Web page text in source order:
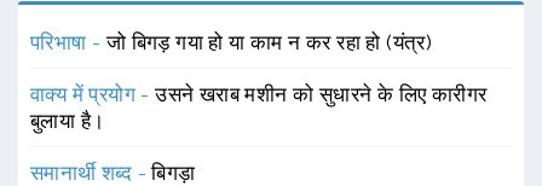
परिभाषा -जो बिगड़ गया हो या काम न कर रहा हो (यंत्र)
वाक्य में प्रयोग -उसने खराब मशीन को सुधारने के लिए कारीगर
बुलाया है।
समानार्थी शब्द -बिगड़ा